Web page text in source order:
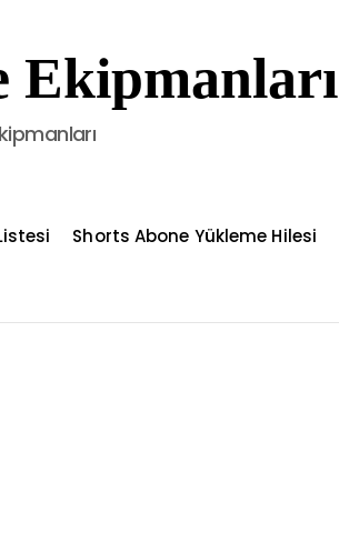
Ekipmanları
Shorts Abone Yükleme Hilesi